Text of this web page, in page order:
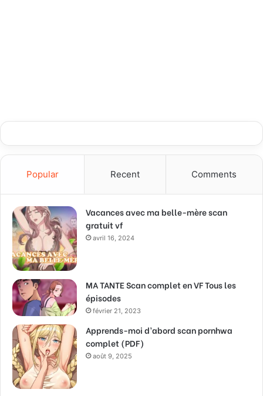
Popular Recent Comments
Vacances avec ma belle-mère scan
gratuit vf
avril 16, 2024
MA TANTE Scan complet en VF Tous les
épisodes
février 21, 2023
Apprends-moi d’abord scan pornhwa
complet (PDF)
août 9, 2025